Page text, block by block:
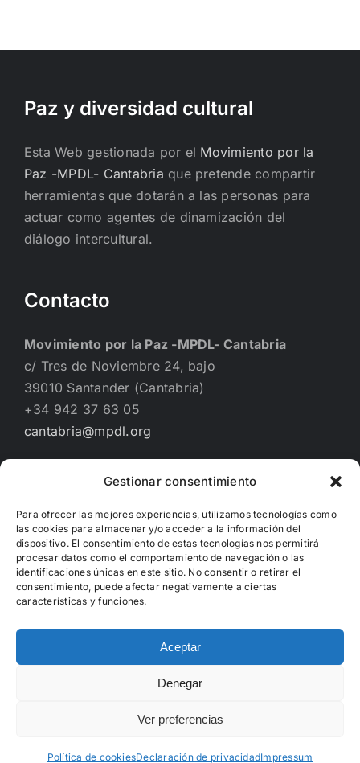
Gestionar consentimiento
Para ofrecer las mejores experiencias, utilizamos tecnologías como
las cookies para almacenar y/o acceder a la información del
dispositivo. El consentimiento de estas tecnologías nos permitirá
procesar datos como el comportamiento de navegación o las
identificaciones únicas en este sitio. No consentir o retirar el
consentimiento, puede afectar negativamente a ciertas
características y funciones.
Aceptar
Denegar
Ver preferencias
Política de cookiesDeclaración de privacidadImpressum
Paz y diversidad cultural
Esta Web gestionada por el Movimiento por la
Paz -MPDL- Cantabria que pretende compartir
herramientas que dotarán a las personas para
actuar como agentes de dinamización del
diálogo intercultural.
Contacto
Movimiento por la Paz -MPDL- Cantabria
c/ Tres de Noviembre 24, bajo
39010 Santander (Cantabria)
+34 942 37 63 05
cantabria@mpdl.org
Financiado por
Copyright 2012 - 2022 | Hecho con